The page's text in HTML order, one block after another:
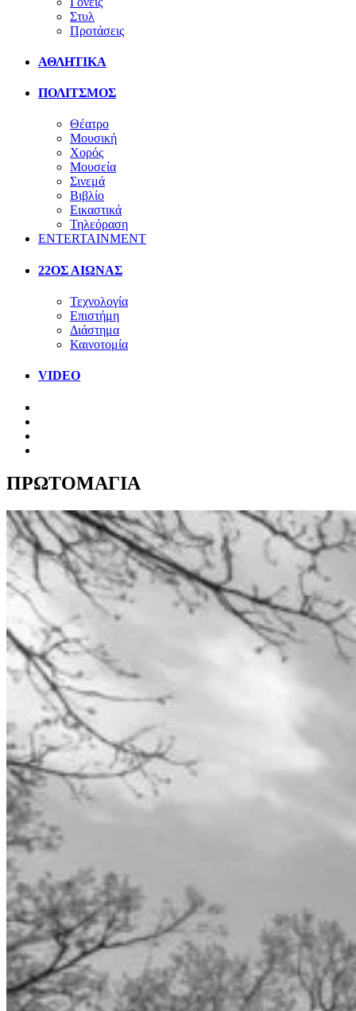
Στυλ
Προτάσεις
ΑΘΛΗΤΙΚΑ
ΠΟΛΙΤΣΜΟΣ
Θέατρο
Μουσική
Χορός
Μουσεία
Σινεμά
Βιβλίο
Εικαστικά
Τηλεόραση
ENTERTAINMENT
22ΟΣ ΑΙΩΝΑΣ
Τεχνολογία
Επιστήμη
Διάστημα
Καινοτομία
VIDEO
ΠΡΩΤΟΜΑΓΙΑ